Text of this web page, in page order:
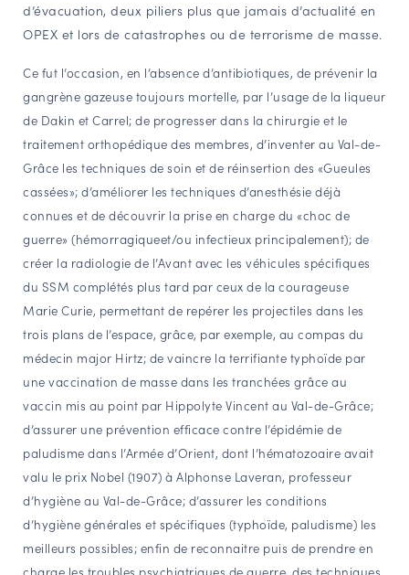
VOUS ÊTES…
Amateurs d’histoire et de patrimoine
Responsables de structures
Étudiants & chercheurs
d’évacuation, deux piliers plus que jamais d’actualité en
OPEX et lors de catastrophes ou de terrorisme de masse.
Ce fut l’occasion, en l’absence d’antibiotiques, de prévenir la
gangrène gazeuse toujours mortelle, par l’usage de la liqueur
de Dakin et Carrel; de progresser dans la chirurgie et le
traitement orthopédique des membres, d’inventer au Val-de-
Grâce les techniques de soin et de réinsertion des «Gueules
cassées»; d’améliorer les techniques d’anesthésie déjà
connues et de découvrir la prise en charge du «choc de
guerre» (hémorragiqueet/ou infectieux principalement); de
créer la radiologie de l’Avant avec les véhicules spécifiques
du SSM complétés plus tard par ceux de la courageuse
Marie Curie, permettant de repérer les projectiles dans les
trois plans de l’espace, grâce, par exemple, au compas du
médecin major Hirtz; de vaincre la terrifiante typhoïde par
une vaccination de masse dans les tranchées grâce au
vaccin mis au point par Hippolyte Vincent au Val-de-Grâce;
d’assurer une prévention efficace contre l’épidémie de
paludisme dans l’Armée d’Orient, dont l’hématozoaire avait
valu le prix Nobel (1907) à Alphonse Laveran, professeur
d’hygiène au Val-de-Grâce; d’assurer les conditions
d’hygiène générales et spécifiques (typhoïde, paludisme) les
meilleurs possibles; enfin de reconnaitre puis de prendre en